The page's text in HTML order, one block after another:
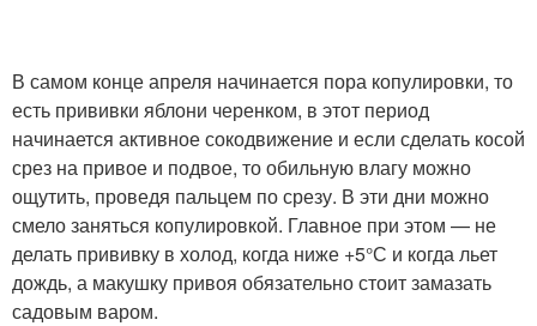
В самом конце апреля начинается пора копулировки, то
есть прививки яблони черенком, в этот период
начинается активное сокодвижение и если сделать косой
срез на привое и подвое, то обильную влагу можно
ощутить, проведя пальцем по срезу. В эти дни можно
смело заняться копулировкой. Главное при этом — не
делать прививку в холод, когда ниже +5°С и когда льет
дождь, а макушку привоя обязательно стоит замазать
садовым варом.